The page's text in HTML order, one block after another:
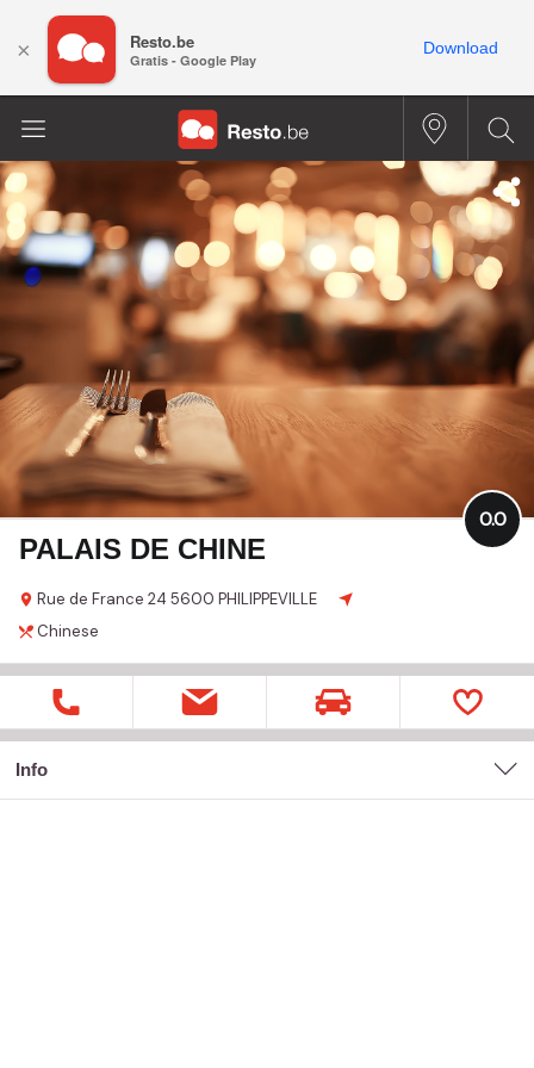
PALAIS DE CHINE
Rue de France 24 5600 PHILIPPEVILLE
0.0
Chinese
Info
× Resto.be
Gratis - Google Play
Download